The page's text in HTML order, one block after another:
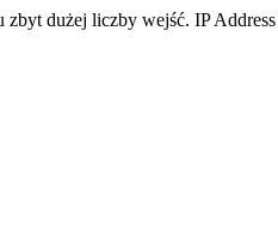
dużej liczby wejść. IP